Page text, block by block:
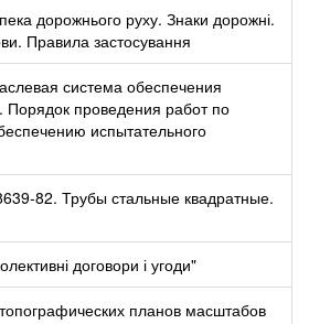
дорожнього руху. Знаки дорожні.
Правила застосування
система обеспечения
Порядок проведения работ по
испытательного
82. Трубы стальные квадратные.
договори і угоди"
планов масштабов